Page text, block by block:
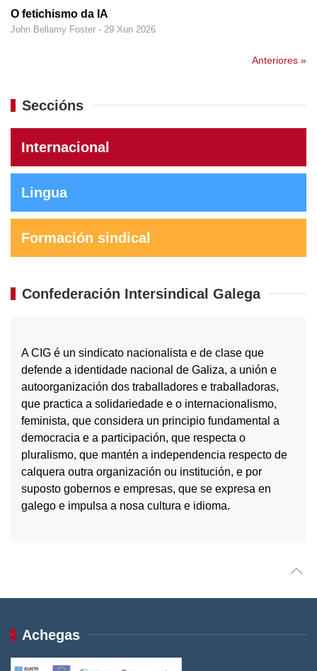
O fetichismo da IA
John Bellamy Foster - 29 Xun 2026
Anteriores »
Seccións
Internacional
Lingua
Formación sindical
Confederación Intersindical Galega
A CIG é un sindicato nacionalista e de clase que
defende a identidade nacional de Galiza, a unión e
autoorganización dos traballadores e traballadoras,
que practica a solidariedade e o internacionalismo,
feminista, que considera un principio fundamental a
democracia e a participación, que respecta o
pluralismo, que mantén a independencia respecto de
calquera outra organización ou institución, e por
suposto gobernos e empresas, que se expresa en
galego e impulsa a nosa cultura e idioma.
Achegas